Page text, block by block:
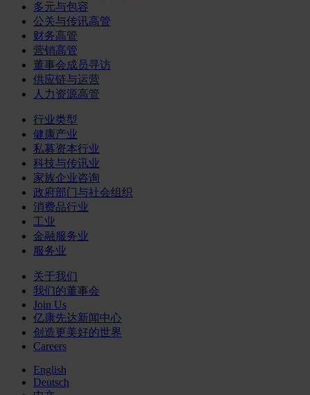
多元与包容
公关与传讯高管
财务高管
营销高管
董事会成员寻访
供应链与运营
人力资源高管
行业类型
健康产业
私募资本行业
科技与传讯业
家族企业咨询
政府部门与社会组织
消费品行业
工业
金融服务业
服务业
关于我们
我们的董事会
Join Us
亿康先达新闻中心
创造更美好的世界
Careers
English
Deutsch